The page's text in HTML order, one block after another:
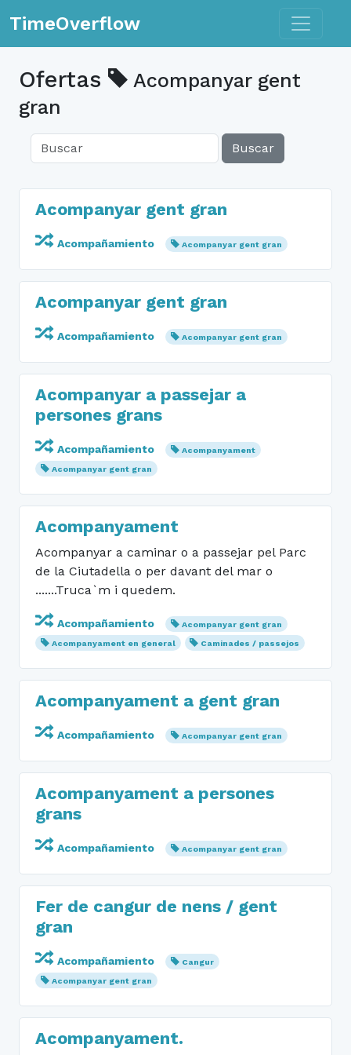
TimeOverflow Toggle
Ofertas
Acompanyar gent
gran
Buscar
Acompanyar gent gran
Acompañamiento Acompanyar gent gran
Acompanyar gent gran
Acompañamiento Acompanyar gent gran
Acompanyar a passejar a
persones grans
Acompañamiento
Acompanyament
Acompanyar gent gran
Acompanyament
Acompanyar a caminar o a passejar pel Parc
de la Ciutadella o per davant del mar o
.......Truca`m i quedem.
Acompañamiento
Acompanyar gent gran
Acompanyament en general
Caminades / passejos
Acompanyament a gent gran
Acompañamiento Acompanyar gent gran
Acompanyament a persones
grans
Acompañamiento Acompanyar gent gran
Fer de cangur de nens / gent
gran
Acompañamiento
Cangur
Acompanyar gent gran
Acompanyament.